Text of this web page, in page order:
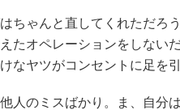
ちゃんと直してくれただろう
たオペレーションをしないだ
なヤツがコンセントに足を
人のミスばかり。ま、自分